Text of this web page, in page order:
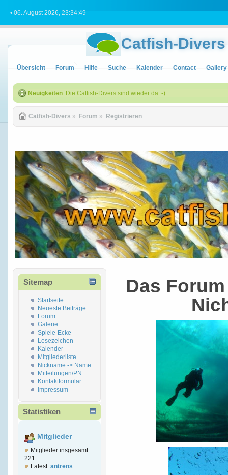
• 06. August 2026, 23:34:49
Catfish-Divers
Übersicht Forum Hilfe Suche Kalender Contact Gallery
Neuigkeiten: Die Catfish-Divers sind wieder da :-)
Catfish-Divers » Forum » Registrieren
Sitemap
Startseite
Neueste Beiträge
Forum
Galerie
Spiele-Ecke
Lesezeichen
Kalender
Mitgliederliste
Nickname -> Name
Mitteilungen/PN
Kontaktformular
Impressum
Statistiken
Mitglieder
Mitglieder insgesamt:
221
Latest: antrens
Das